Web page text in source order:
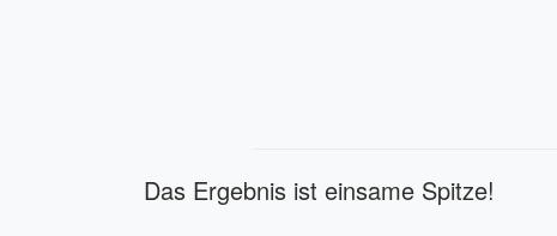
Das Ergebnis ist einsame Spitze!